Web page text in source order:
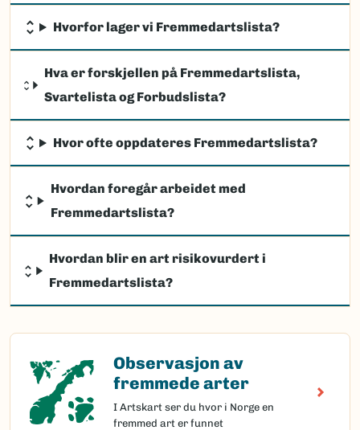
Hvorfor lager vi Fremmedartslista?
Hva er forskjellen på Fremmedartslista,
Svartelista og Forbudslista?
Hvor ofte oppdateres Fremmedartslista?
Hvordan foregår arbeidet med
Fremmedartslista?
Hvordan blir en art risikovurdert i
Fremmedartslista?
Observasjon av
fremmede arter
I Artskart ser du hvor i Norge en
fremmed art er funnet
Observasjon av fremmede arter